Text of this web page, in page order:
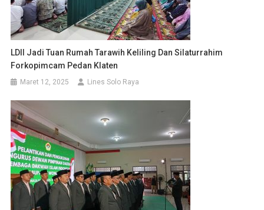
LDII Jadi Tuan Rumah Tarawih Keliling Dan Silaturrahim
Forkopimcam Pedan Klaten
Maret 12, 2025 Lines Solo Raya